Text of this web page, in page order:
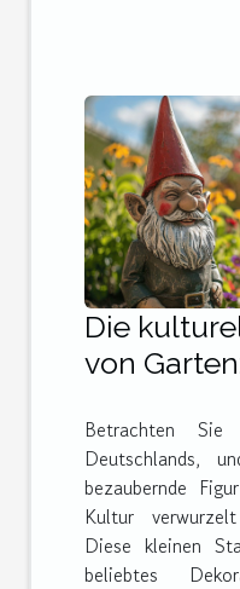
Die
von
hinaus
Betrachten Sie
Deutschlands,
bezaubernde
Kultur
Diese kleinen
beliebtes